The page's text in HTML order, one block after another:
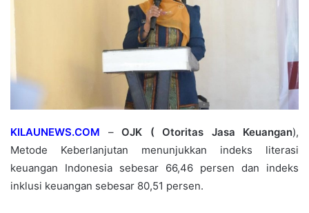
KILAUNEWS.COM – OJK ( Otoritas Jasa Keuangan),
Metode Keberlanjutan menunjukkan indeks literasi
keuangan Indonesia sebesar 66,46 persen dan indeks
inklusi keuangan sebesar 80,51 persen.